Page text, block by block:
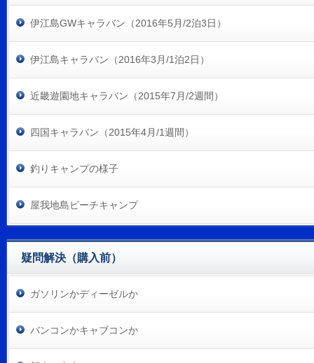
伊江島GWキャラバン（2016年5月/2泊3日）
伊江島キャラバン（2016年3月/1泊2日）
近畿遊園地キャラバン（2015年7月/2週間）
四国キャラバン（2015年4月/1週間）
釣りキャンプの様子
屋我地島ビーチキャンプ
疑問解決（購入前）
ガソリンかディーゼルか
バンコンかキャブコンか